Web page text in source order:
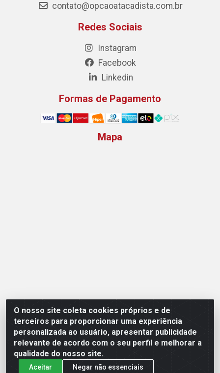
O nosso site coleta cookies próprios e de
terceiros para proporcionar uma experiência
personalizada ao usuário, apresentar publicidade
relevante de acordo com o seu perfil e melhorar a
qualidade do nosso site.
Aceitar Negar não essenciais
contato@opcaoatacadista.com.br
Redes Sociais
Instagram
Facebook
Linkedin
Formas de Pagamento
Mapa
Opção Atacadista - Setor De Industria Qi 21 Lt 23 A 41,
SN - Setor Industrial (Ceilândia), Brasília/DF - CEP
72265-210 - CNPJ 17.244.285/0001-09